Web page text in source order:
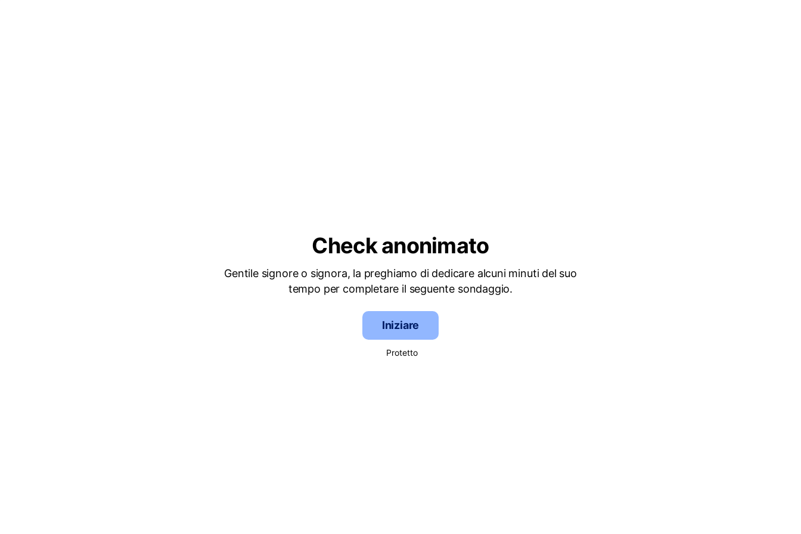
Check anonimato
Gentile signore o signora, la preghiamo di dedicare alcuni minuti del suo
tempo per completare il seguente sondaggio.
Iniziare
Protetto